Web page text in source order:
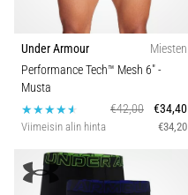
Under Armour
Miesten
Performance Tech™ Mesh 6"-
Musta
€42,00
€34,40
Viimeisin alin hinta €34,20